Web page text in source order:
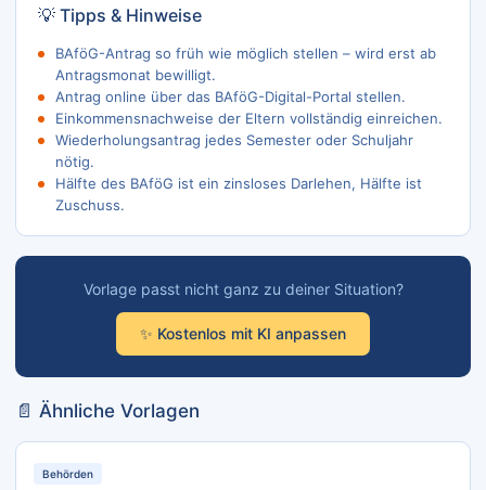
💡 Tipps & Hinweise
BAföG-Antrag so früh wie möglich stellen – wird erst ab
Antragsmonat bewilligt.
Antrag online über das BAföG-Digital-Portal stellen.
Einkommensnachweise der Eltern vollständig einreichen.
Wiederholungsantrag jedes Semester oder Schuljahr
nötig.
Hälfte des BAföG ist ein zinsloses Darlehen, Hälfte ist
Zuschuss.
Vorlage passt nicht ganz zu deiner Situation?
✨ Kostenlos mit KI anpassen
📄 Ähnliche Vorlagen
Behörden